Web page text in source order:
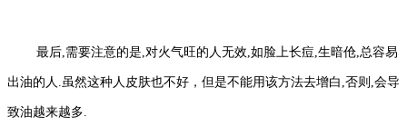
最后,需要注意的是,对火气旺的人无效,如脸上长痘,生暗伧,总容易
出油的人.虽然这种人皮肤也不好，但是不能用该方法去增白,否则,会导
致油越来越多.